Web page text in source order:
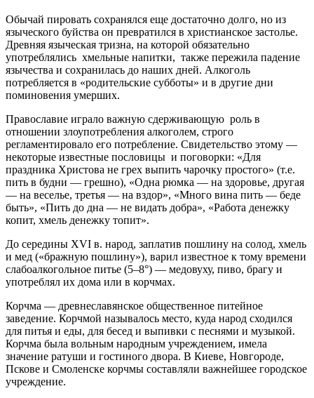
Обычай пировать сохранялся еще достаточно долго, но из
языческого буйства он превратился в христианское застолье.
Древняя языческая тризна, на которой обязательно
употреблялись хмельные напитки, также пережила падение
язычества и сохранилась до наших дней. Алкоголь
потребляется в «родительские субботы» и в другие дни
поминовения умерших.
Православие играло важную сдерживающую роль в
отношении злоупотребления алкоголем, строго
регламентировало его потребление. Свидетельство этому —
некоторые известные пословицы и поговорки: «Для
праздника Христова не грех выпить чарочку простого» (т.е.
пить в будни — грешно), «Одна рюмка — на здоровье, другая
— на веселье, третья — на вздор», «Много вина пить — беде
быть», «Пить до дна — не видать добра», «Работа денежку
копит, хмель денежку топит».
До середины XVI в. народ, заплатив пошлину на солод, хмель
и мед («бражную пошлину»), варил известное к тому времени
слабоалкогольное питье (5–8°) — медовуху, пиво, брагу и
употреблял их дома или в корчмах.
Корчма — древнеславянское общественное питейное
заведение. Корчмой называлось место, куда народ сходился
для питья и еды, для бесед и выпивки с песнями и музыкой.
Корчма была вольным народным учреждением, имела
значение ратуши и гостиного двора. В Киеве, Новгороде,
Пскове и Смоленске корчмы составляли важнейшее городское
учреждение.